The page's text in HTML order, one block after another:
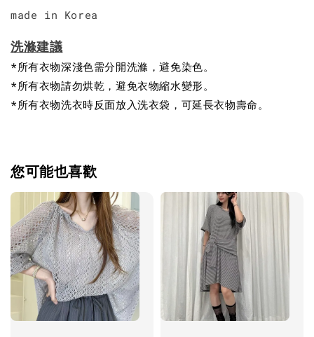
made in Korea
洗滌建議
*所有衣物深淺色需分開洗滌，避免染色。
*所有衣物請勿烘乾，避免衣物縮水變形。
*所有衣物洗衣時反面放入洗衣袋，可延長衣物壽命。
您可能也喜歡